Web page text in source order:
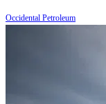
Occidental Petroleum